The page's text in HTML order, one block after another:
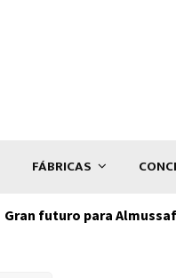
FÁBRICAS
Gran futuro para